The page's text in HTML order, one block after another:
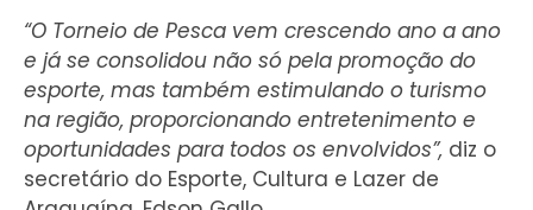
“O Torneio de Pesca vem crescendo ano a ano
e já se consolidou não só pela promoção do
esporte, mas também estimulando o turismo
na região, proporcionando entretenimento e
oportunidades para todos os envolvidos”, diz o
secretário do Esporte, Cultura e Lazer de